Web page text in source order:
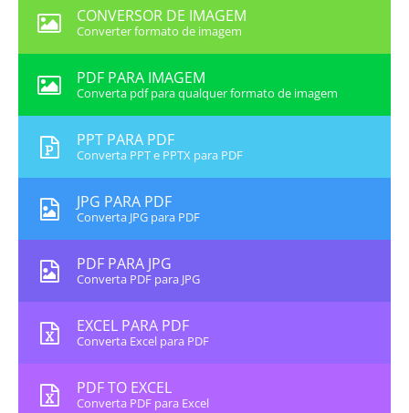
CONVERSOR DE IMAGEM
Converter formato de imagem
PDF PARA IMAGEM
Converta pdf para qualquer formato de imagem
PPT PARA PDF
Converta PPT e PPTX para PDF
JPG PARA PDF
Converta JPG para PDF
PDF PARA JPG
Converta PDF para JPG
EXCEL PARA PDF
Converta Excel para PDF
PDF TO EXCEL
Converta PDF para Excel